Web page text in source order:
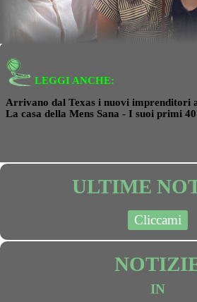
LEGGI ANCHE:
Arrivano dal Texas i nuovi imprenditori
La casa della Mens Sana - I suoi primi
ULTIME
Cliccami
IN